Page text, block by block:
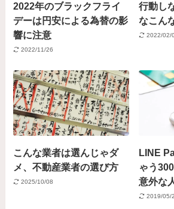
2022年のブラックフライ
デーは円安による為替の影
響に注意
2022/11/26
行動し
なこん
2022/02/
こんな業者は選んじゃダ
メ、不動産業者の選び方
2025/10/08
LINE
ゃう
意外な
2019/05/